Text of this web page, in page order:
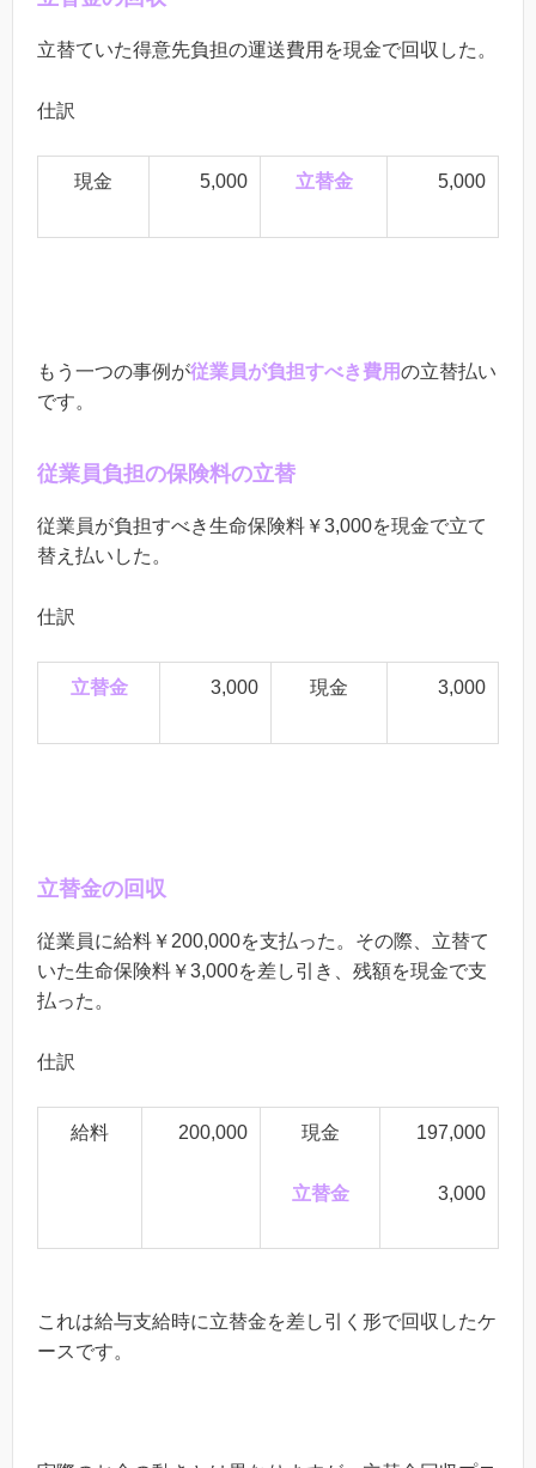
立替ていた得意先負担の運送費用を現金で回収した。
仕訳
現金 5,000 立替金 5,000
もう一つの事例が従業員が負担すべき費用の立替払い
です。
従業員負担の保険料の立替
従業員が負担すべき生命保険料￥3,000を現金で立て
替え払いした。
仕訳
立替金 3,000 現金 3,000
立替金の回収
従業員に給料￥200,000を支払った。その際、立替て
いた生命保険料￥3,000を差し引き、残額を現金で支
払った。
仕訳
給料 200,000 現金
立替金
197,000
3,000
これは給与支給時に立替金を差し引く形で回収したケ
ースです。